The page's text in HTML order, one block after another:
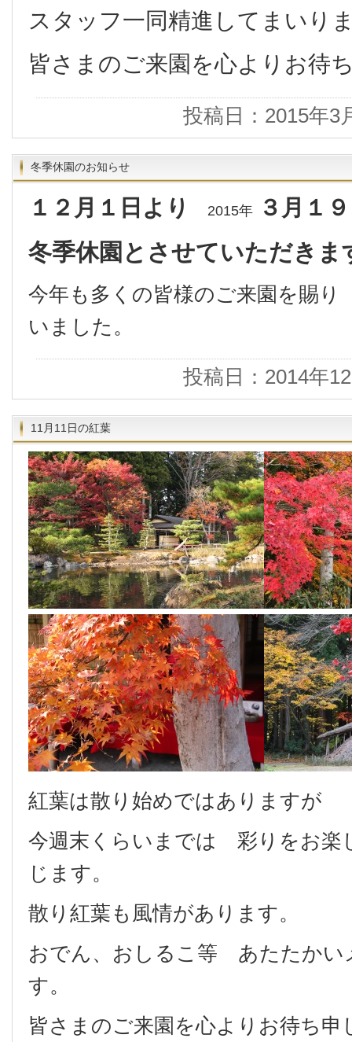
スタッフ一同精進してまいり
皆さまのご来園を心よりお待
投稿日：2015年3
冬季休園のお知らせ
１２月１日より 2015年 ３月１
冬季休園とさせていただきま
今年も多くの皆様のご来園を賜
いました。
投稿日：2014年
11月11日の紅葉
紅葉は散り始めではありますが
今週末くらいまでは 彩りをお楽
じます。
散り紅葉も風情があります。
おでん、おしるこ等 あたたかい
す。
皆さまのご来園を心よりお待ち申